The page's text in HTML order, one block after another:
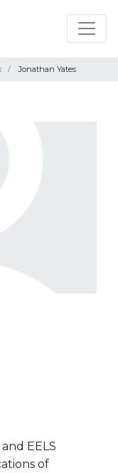
Jonathan Yates
EELS
of